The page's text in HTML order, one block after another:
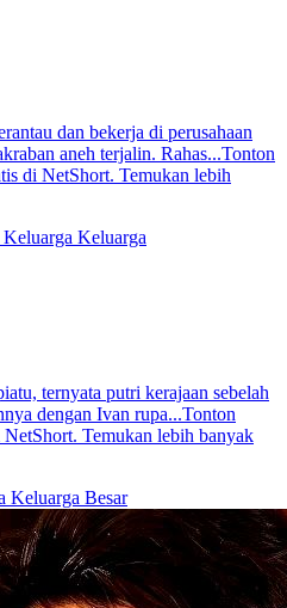
dan bekerja di perusahaan
aneh terjalin. Rahas...Tonton
di NetShort. Temukan lebih
Keluarga
ternyata putri kerajaan sebelah
dengan Ivan rupa...Tonton
Temukan lebih banyak
Keluarga Besar